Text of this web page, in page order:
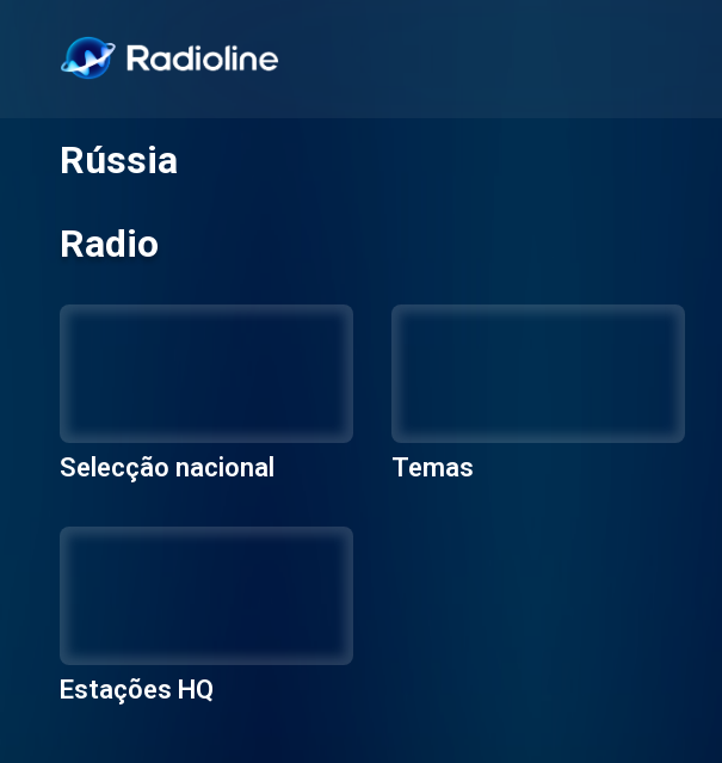
Rússia
Radio
Selecção nacional Temas
Estações HQ